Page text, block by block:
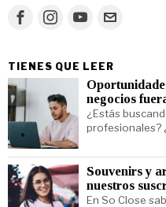
TIENES QUE LEER
negocios
¿Estás
profesionales?
Souvenirs y
nuestros
En So Close